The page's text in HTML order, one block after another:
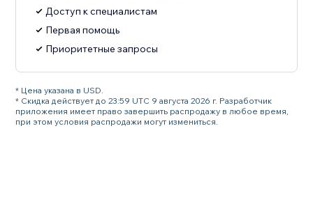
Доступ к специалистам
Первая помощь
Приоритетные запросы
* Цена указана в USD.
* Скидка действует до 23:59 UTC 9 августа 2026 г. Разработчик
приложения имеет право завершить распродажу в любое время,
при этом условия распродажи могут измениться.